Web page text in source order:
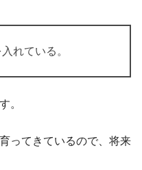
れている。
。
ってきているので、将来